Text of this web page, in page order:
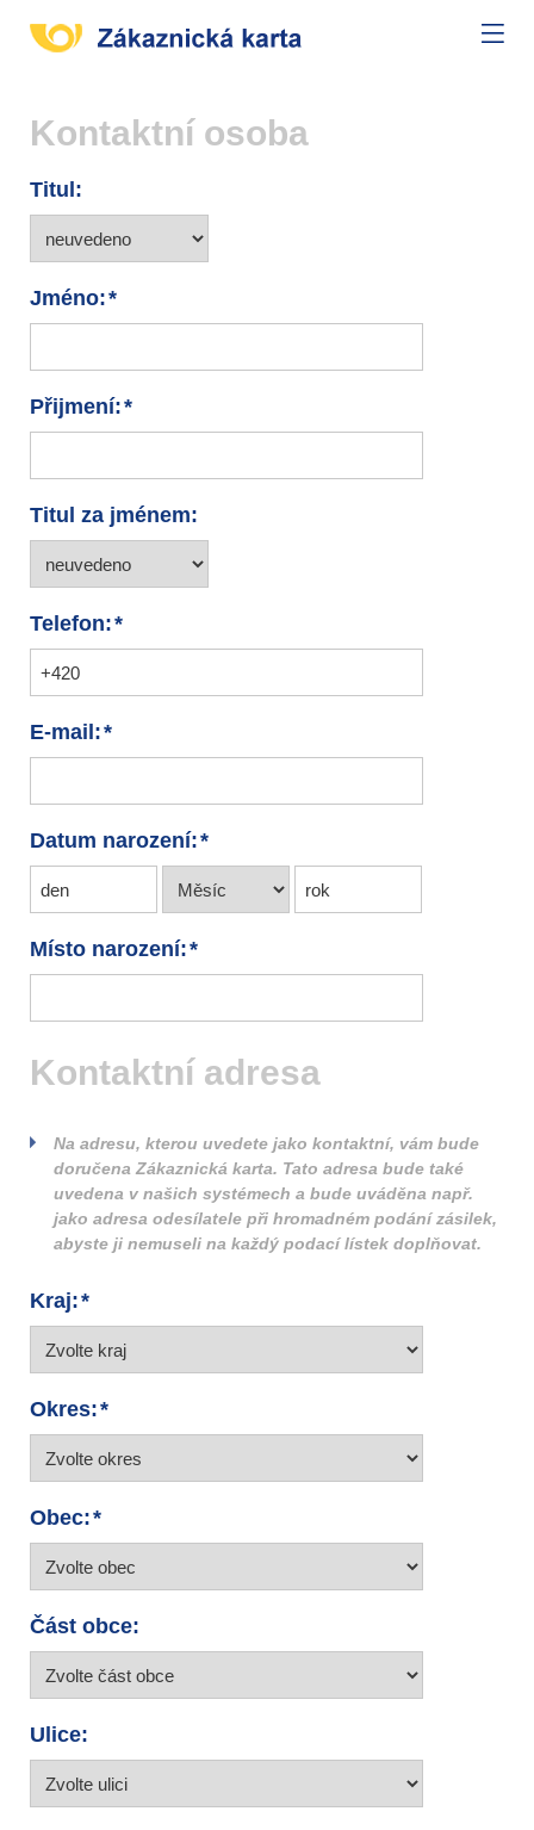
Kontaktní osoba
Titul:
Jméno:
Přijmení:
Titul za jménem:
Telefon:
E-mail:
Datum narození:
Místo narození:
Kontaktní adresa
Na adresu, kterou uvedete jako kontaktní, vám bude
doručena Zákaznická karta. Tato adresa bude také
uvedena v našich systémech a bude uváděna např.
jako adresa odesílatele při hromadném podání zásilek,
abyste ji nemuseli na každý podací lístek doplňovat.
Kraj:
Okres:
Obec:
Část obce:
Ulice: